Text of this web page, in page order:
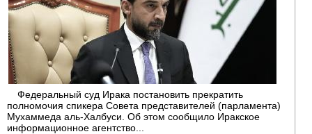
Федеральный суд Ирака постановить прекратить
полномочия спикера Совета представителей (парламента)
Мухаммеда аль-Халбуси. Об этом сообщило Иракское
информационное агентство...